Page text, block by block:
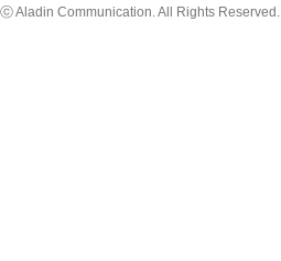
ⓒ Aladin Communication. All Rights Reserved.